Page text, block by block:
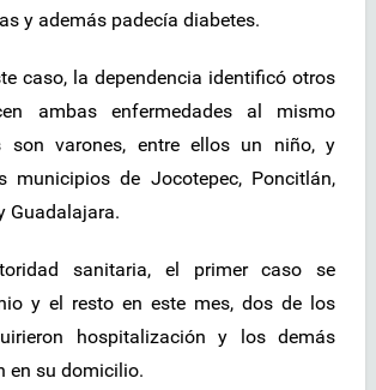
y además padecía diabetes.
caso, la dependencia identificó otros
ambas enfermedades al mismo
son varones, entre ellos un niño, y
municipios de Jocotepec, Poncitlán,
Guadalajara.
sanitaria, el primer caso se
y el resto en este mes, dos de los
hospitalización y los demás
en su domicilio.